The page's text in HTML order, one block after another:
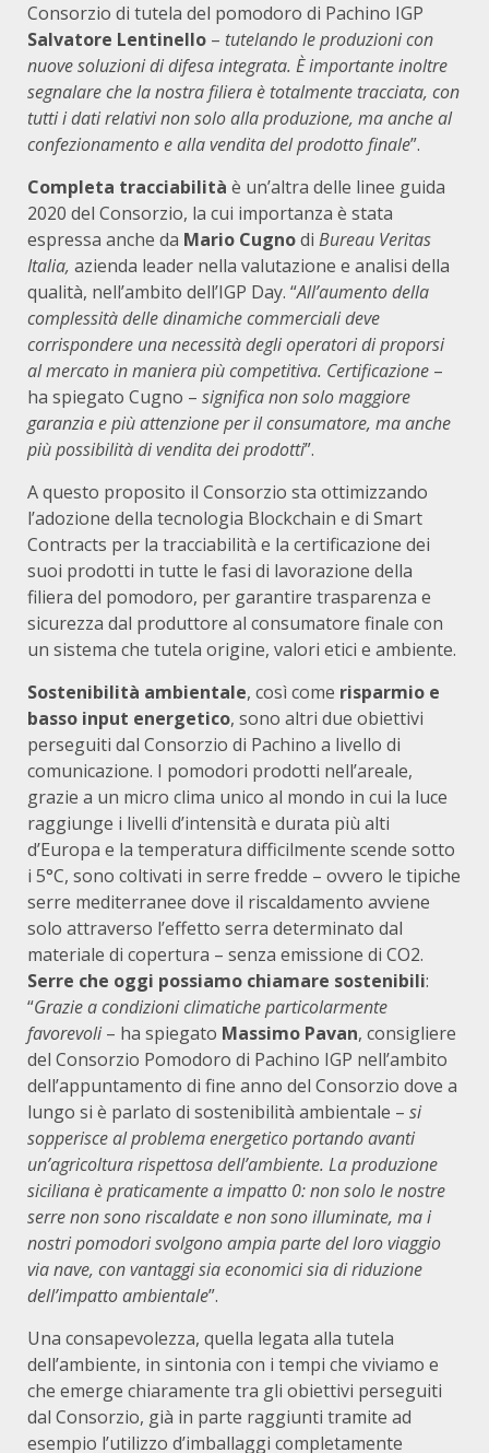
Consorzio di tutela del pomodoro di Pachino IGP
Salvatore Lentinello – tutelando le produzioni con
nuove soluzioni di difesa integrata. È importante inoltre
segnalare che la nostra filiera è totalmente tracciata, con
tutti i dati relativi non solo alla produzione, ma anche al
confezionamento e alla vendita del prodotto finale”.
Completa tracciabilità è un’altra delle linee guida
2020 del Consorzio, la cui importanza è stata
espressa anche da Mario Cugnodi Bureau Veritas
Italia, azienda leader nella valutazione e analisi della
qualità, nell’ambito dell’IGP Day. “All’aumento della
complessità delle dinamiche commerciali deve
corrispondere una necessità degli operatori di proporsi
al mercato in maniera più competitiva. Certificazione –
ha spiegato Cugno – significa non solo maggiore
garanzia e più attenzione per il consumatore, ma anche
più possibilità di vendita dei prodotti”.
A questo proposito il Consorzio sta ottimizzando
l’adozione della tecnologia Blockchain e di Smart
Contracts per la tracciabilità e la certificazione dei
suoi prodotti in tutte le fasi di lavorazione della
filiera del pomodoro, per garantire trasparenza e
sicurezza dal produttore al consumatore finale con
un sistema che tutela origine, valori etici e ambiente.
Sostenibilità ambientale, così come risparmio e
basso input energetico, sono altri due obiettivi
perseguiti dal Consorzio di Pachino a livello di
comunicazione. I pomodori prodotti nell’areale,
grazie a un micro clima unico al mondo in cui la luce
raggiunge i livelli d’intensità e durata più alti
d’Europa e la temperatura difficilmente scende sotto
i 5°C, sono coltivati in serre fredde – ovvero le tipiche
serre mediterranee dove il riscaldamento avviene
solo attraverso l’effetto serra determinato dal
materiale di copertura – senza emissione di CO2.
Serre che oggi possiamo chiamare sostenibili:
“Grazie a condizioni climatiche particolarmente
favorevoli – ha spiegato Massimo Pavan, consigliere
del Consorzio Pomodoro di Pachino IGP nell’ambito
dell’appuntamento di fine anno del Consorzio dove a
lungo si è parlato di sostenibilità ambientale – si
sopperisce al problema energetico portando avanti
un’agricoltura rispettosa dell’ambiente. La produzione
siciliana è praticamente a impatto 0: non solo le nostre
serre non sono riscaldate e non sono illuminate, ma i
nostri pomodori svolgono ampia parte del loro viaggio
via nave, con vantaggi sia economici sia di riduzione
dell’impatto ambientale”.
Una consapevolezza, quella legata alla tutela
dell’ambiente, in sintonia con i tempi che viviamo e
che emerge chiaramente tra gli obiettivi perseguiti
dal Consorzio, già in parte raggiunti tramite ad
esempio l’utilizzo d’imballaggi completamente